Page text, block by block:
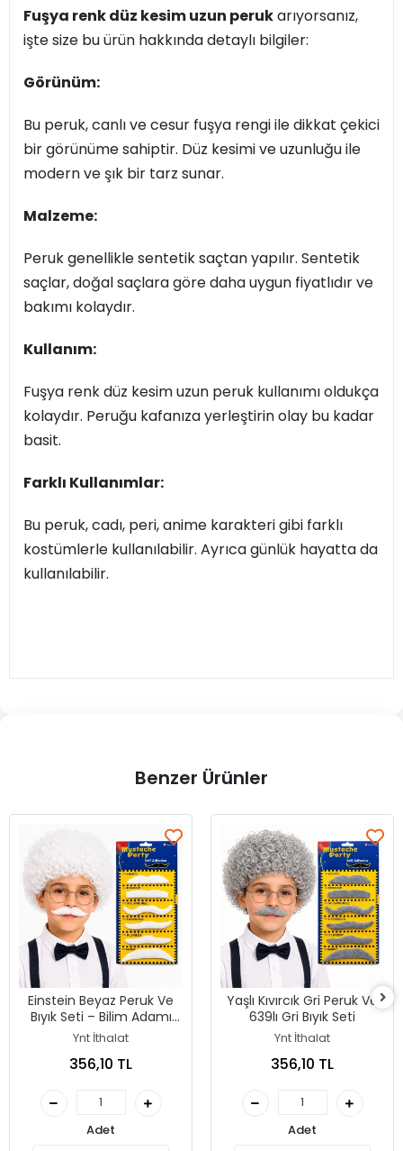
Fuşya renk düz kesim uzun perukarıyorsanız,
işte size bu ürün hakkında detaylı bilgiler:
Görünüm:
Bu peruk, canlı ve cesur fuşya rengi ile dikkat çekici
bir görünüme sahiptir. Düz kesimi ve uzunluğu ile
modern ve şık bir tarz sunar.
Malzeme:
Peruk genellikle sentetik saçtan yapılır. Sentetik
saçlar, doğal saçlara göre daha uygun fiyatlıdır ve
bakımı kolaydır.
Kullanım:
Fuşya renk düz kesim uzun peruk kullanımı oldukça
kolaydır. Peruğu kafanıza yerleştirin olay bu kadar
basit.
Farklı Kullanımlar:
Bu peruk, cadı, peri, anime karakteri gibi farklı
kostümlerle kullanılabilir. Ayrıca günlük hayatta da
kullanılabilir.
Benzer Ürünler
Einstein Beyaz Peruk Ve
Bıyık Seti – Bilim Adamı
Kostüm Aksesuarı
Ynt İthalat
356,10 TL
Adet
Yaşlı Kıvırcık Gri Peruk Ve
639lı Gri Bıyık Seti
Ynt İthalat
356,10 TL
Adet